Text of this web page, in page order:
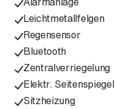
Leichtmetallfelgen
Regensensor
Bluetooth
Zentralverriegelung
Elektr. Seitenspiegel
Sitzheizung